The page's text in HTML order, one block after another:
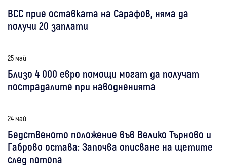
ВСС прие оставката на Сарафов, няма да
получи 20 заплати
25 май
Близо 4 000 евро помощи могат да получат
пострадалите при наводненията
24 май
Бедственото положение във Велико Търново и
Габрово остава: Започва описване на щетите
след потопа